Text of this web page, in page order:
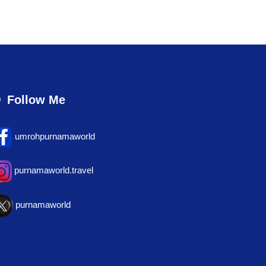
Follow Me
umrohpurnamaworld
purnamaworld.travel
purnamaworld